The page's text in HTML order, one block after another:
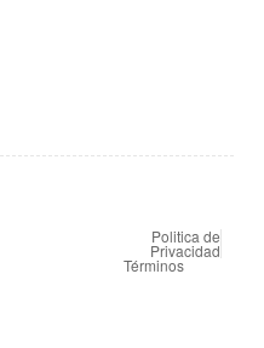
Politica de
Privacidad
Términos